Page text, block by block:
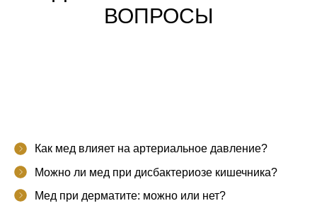
ВОПРОСЫ
Как мед влияет на артериальное давление?
Можно ли мед при дисбактериозе кишечника?
Мед при дерматите: можно или нет?